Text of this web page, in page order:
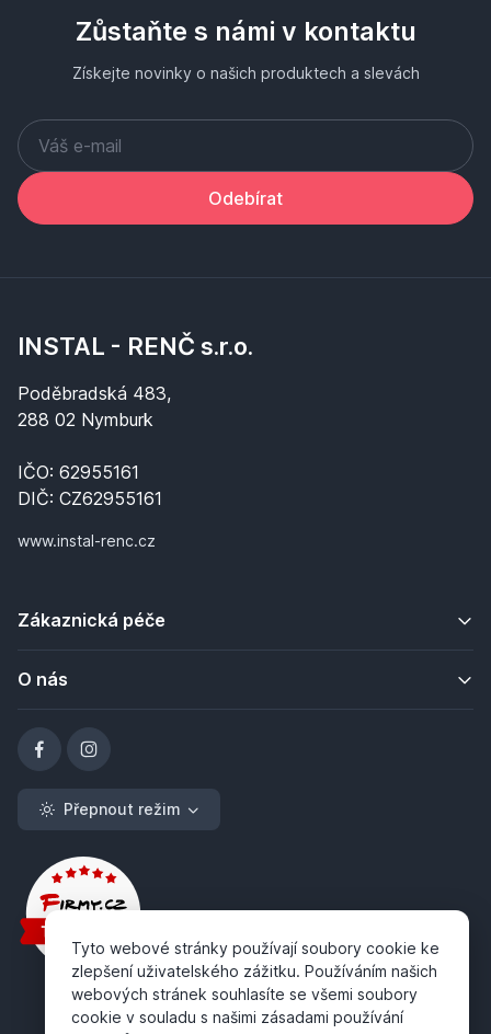
Zůstaňte s námi v kontaktu
Získejte novinky o našich produktech a slevách
Odebírat
INSTAL - RENČ s.r.o.
Poděbradská 483,
288 02 Nymburk
IČO: 62955161
DIČ: CZ62955161
www.instal-renc.cz
Zákaznická péče
O nás
Přepnout režim
Tyto webové stránky používají soubory cookie ke
zlepšení uživatelského zážitku. Používáním našich
webových stránek souhlasíte se všemi soubory
cookie v souladu s našimi zásadami používání